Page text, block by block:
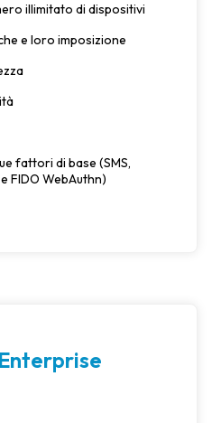
illimitato di dispositivi
e loro imposizione
fattori di base (SMS,
FIDO WebAuthn)